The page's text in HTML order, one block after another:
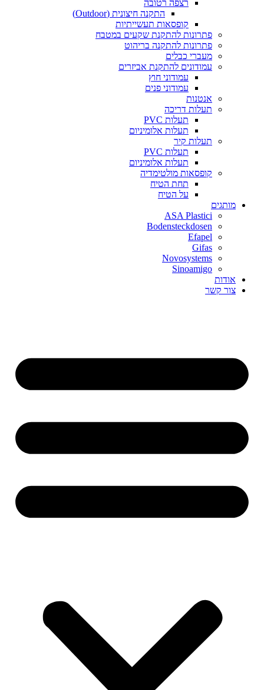
רצפה רטובה
התקנה חיצונית (Outdoor)
קופסאות תעשייתיות
פתרונות להתקנת שקעים במטבח
פתרונות להתקנה בריהוט
מעברי כבלים
עמודונים להתקנת אביזרים
עמודוני חוץ
עמודוני פנים
אנטנות
תעלות דריכה
תעלות PVC
תעלות אלומיניום
תעלות קיר
תעלות PVC
תעלות אלומיניום
קופסאות מולטימדיה
תחת הטיח
על הטיח
מותגים
ASA Plastici
Bodensteckdosen
Efapel
Gifas
Novosystems
Sinoamigo
אודות
צור קשר